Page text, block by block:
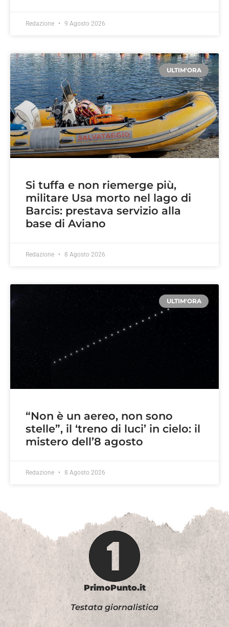
Redazione 9 Agosto 2026
ULTIM'ORA
Si tuffa e non riemerge più,
militare Usa morto nel lago di
Barcis: prestava servizio alla
base di Aviano
Redazione 8 Agosto 2026
ULTIM'ORA
“Non è un aereo, non sono
stelle”, il ‘treno di luci’ in cielo: il
mistero dell’8 agosto
Redazione 8 Agosto 2026
PrimoPunto.it
Testata giornalistica